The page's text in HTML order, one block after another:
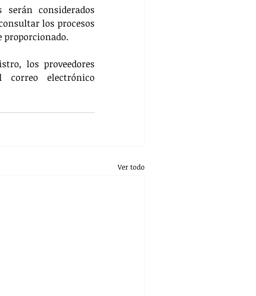
serán considerados
los procesos
proporcionado.
los proveedores
Ver todo